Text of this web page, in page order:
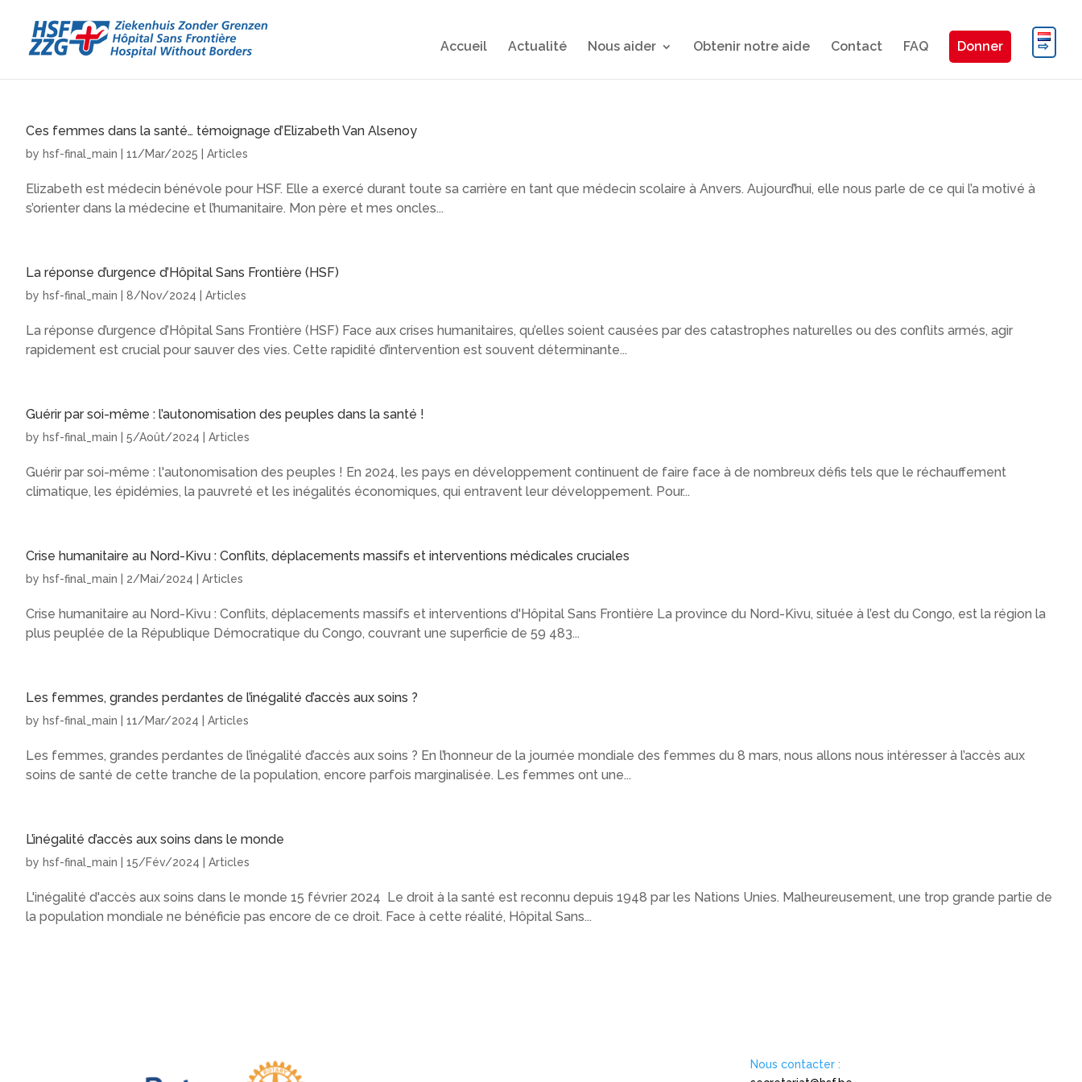
Accueil Actualité Nous aider Obtenir notre aide Contact FAQ Donner
Ces femmes dans la santé… témoignage d’Elizabeth Van Alsenoy
by hsf-final_main 11/Mar/2025 Articles
Elizabeth est médecin bénévole pour HSF. Elle a exercé durant toute sa carrière en tant que médecin scolaire à Anvers. Aujourd’hui, elle nous parle de ce qui l’a motivé à
s’orienter dans la médecine et l’humanitaire. Mon père et mes oncles...
La réponse d’urgence d’Hôpital Sans Frontière (HSF)
by hsf-final_main 8/Nov/2024 Articles
La réponse d’urgence d’Hôpital Sans Frontière (HSF) Face aux crises humanitaires, qu’elles soient causées par des catastrophes naturelles ou des conflits armés, agir
rapidement est crucial pour sauver des vies. Cette rapidité d’intervention est souvent déterminante...
Guérir par soi-même : l’autonomisation des peuples dans la santé !
by hsf-final_main 5/Août/2024 Articles
Guérir par soi-même : l'autonomisation des peuples ! En 2024, les pays en développement continuent de faire face à de nombreux défis tels que le réchauffement
climatique, les épidémies, la pauvreté et les inégalités économiques, qui entravent leur développement. Pour...
Crise humanitaire au Nord-Kivu : Conflits, déplacements massifs et interventions médicales cruciales
by hsf-final_main 2/Mai/2024 Articles
Crise humanitaire au Nord-Kivu : Conflits, déplacements massifs et interventions d'Hôpital Sans Frontière La province du Nord-Kivu, située à l’est du Congo, est la région la
plus peuplée de la République Démocratique du Congo, couvrant une superficie de 59 483...
Les femmes, grandes perdantes de l’inégalité d’accès aux soins ?
by hsf-final_main 11/Mar/2024 Articles
Les femmes, grandes perdantes de l’inégalité d’accès aux soins ? En l’honneur de la journée mondiale des femmes du 8 mars, nous allons nous intéresser à l’accès aux
soins de santé de cette tranche de la population, encore parfois marginalisée. Les femmes ont une...
L’inégalité d’accès aux soins dans le monde
by hsf-final_main 15/Fév/2024 Articles
L'inégalité d'accès aux soins dans le monde 15 février 2024 Le droit à la santé est reconnu depuis 1948 par les Nations Unies. Malheureusement, une trop grande partie de
la population mondiale ne bénéficie pas encore de ce droit. Face à cette réalité, Hôpital Sans...
Nous contacter :